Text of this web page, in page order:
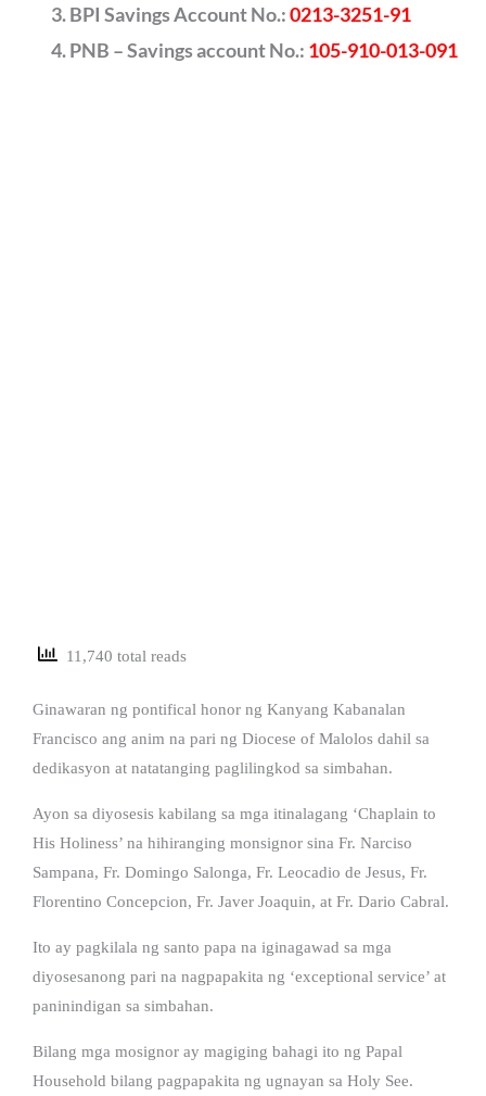
BPI Savings Account No.:0213-3251-91
PNB – Savings account No.: 105-910-013-091
11,740 total reads
Ginawaran ng pontifical honor ng Kanyang Kabanalan
Francisco ang anim na pari ng Diocese of Malolos dahil sa
dedikasyon at natatanging paglilingkod sa simbahan.
Ayon sa diyosesis kabilang sa mga itinalagang ‘Chaplain to
His Holiness’ na hihiranging monsignor sina Fr. Narciso
Sampana, Fr. Domingo Salonga, Fr. Leocadio de Jesus, Fr.
Florentino Concepcion, Fr. Javer Joaquin, at Fr. Dario Cabral.
Ito ay pagkilala ng santo papa na iginagawad sa mga
diyosesanong pari na nagpapakita ng ‘exceptional service’ at
paninindigan sa simbahan.
Bilang mga mosignor ay magiging bahagi ito ng Papal
Household bilang pagpapakita ng ugnayan sa Holy See.